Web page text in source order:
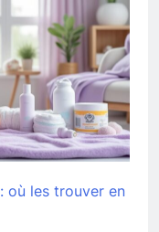
où les trouver en